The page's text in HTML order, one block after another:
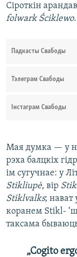
Сіроткін
folwark Ściklewo.
Падкасты Свабоды
Тэлеграм Свабоды
Інстаграм Свабоды
Мая думка — у
рэха балцкіх
ім сугучнае: у
Stikliupė, вір
Stiklvalks; нават
коранем Stikl-
таксама
„Cogito